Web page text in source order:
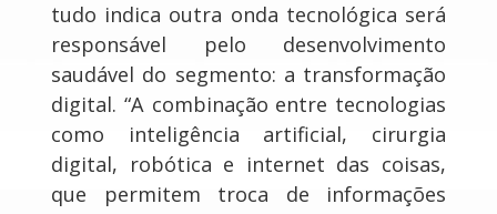
tudo indica outra onda tecnológica será
responsável pelo desenvolvimento
saudável do segmento: a transformação
digital. “A combinação entre tecnologias
como inteligência artificial, cirurgia
digital, robótica e internet das coisas,
que permitem troca de informações